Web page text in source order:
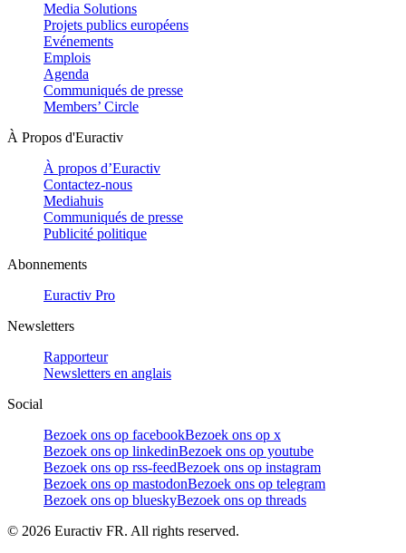
Media Solutions
Projets publics européens
Evénements
Emplois
Agenda
Communiqués de presse
Members’ Circle
À Propos d'Euractiv
À propos d’Euractiv
Contactez-nous
Mediahuis
Communiqués de presse
Publicité politique
Abonnements
Euractiv Pro
Newsletters
Rapporteur
Newsletters en anglais
Social
Bezoek ons op facebookBezoek ons op x
Bezoek ons op linkedinBezoek ons op youtube
Bezoek ons op rss-feedBezoek ons op instagram
Bezoek ons op mastodonBezoek ons op telegram
Bezoek ons op blueskyBezoek ons op threads
© 2026 Euractiv FR. All rights reserved.